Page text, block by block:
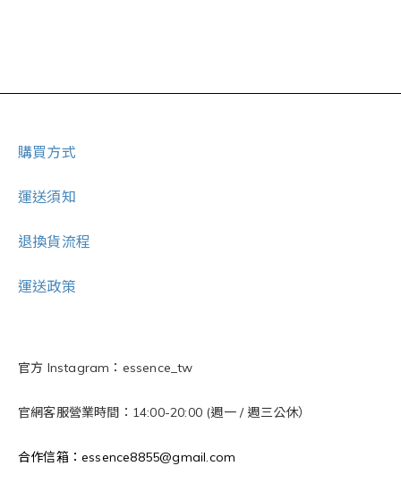
購買方式
運送須知
退換貨流程
運送政策
官方 Instagram：essence_tw
官網客服營業時間：14:00-20:00 (週一 / 週三公休）
合作信箱：essence8855@gmail.com